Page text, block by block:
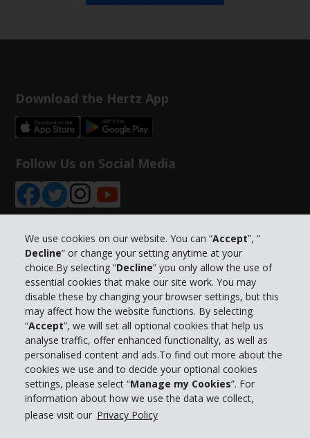
We use cookies on our website. You can “Accept”, “
Decline” or change your setting anytime at your
choice.By selecting “Decline” you only allow the use of
essential cookies that make our site work. You may
disable these by changing your browser settings, but this
may affect how the website functions. By selecting
“Accept”, we will set all optional cookies that help us
analyse traffic, offer enhanced functionality, as well as
personalised content and ads.To find out more about the
cookies we use and to decide your optional cookies
settings, please select “Manage my Cookies”. For
information about how we use the data we collect,
please visit our Privacy Policy
Download the Hertz App
Follow Us on Social Media
Info su Hertz
Business
Customer Service
Prenota con Hertz